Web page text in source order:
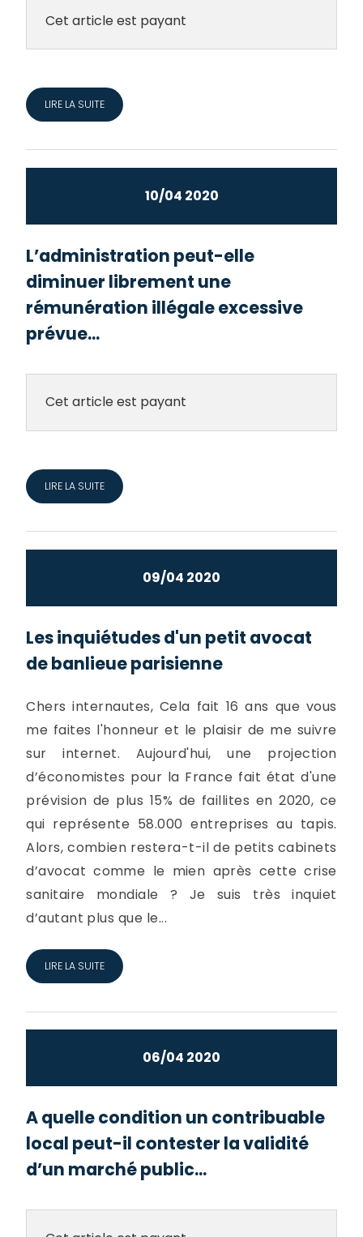
Cet article est payant
LIRE LA SUITE
10/04 2020
L’administration peut-elle
diminuer librement une
rémunération illégale excessive
prévue...
Cet article est payant
LIRE LA SUITE
09/04 2020
Les inquiétudes d'un petit avocat
de banlieue parisienne
Chers internautes, Cela fait 16 ans que vous
me faites l'honneur et le plaisir de me suivre
sur internet. Aujourd'hui, une projection
d’économistes pour la France fait état d'une
prévision de plus 15% de faillites en 2020, ce
qui représente 58.000 entreprises au tapis.
Alors, combien restera-t-il de petits cabinets
d’avocat comme le mien après cette crise
sanitaire mondiale ? Je suis très inquiet
d’autant plus que le...
LIRE LA SUITE
06/04 2020
A quelle condition un contribuable
local peut-il contester la validité
d’un marché public...